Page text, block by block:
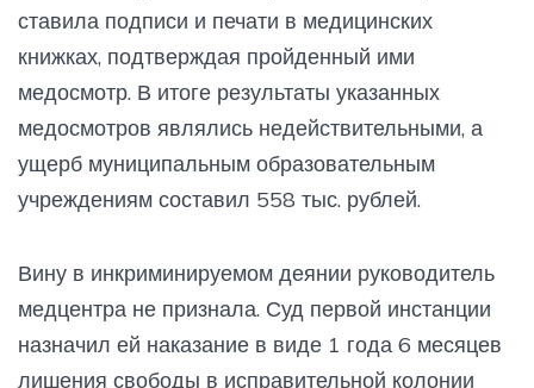
ставила подписи и печати в медицинских
книжках, подтверждая пройденный ими
медосмотр. В итоге результаты указанных
медосмотров являлись недействительными, а
ущерб муниципальным образовательным
учреждениям составил 558 тыс. рублей.
Вину в инкриминируемом деянии руководитель
медцентра не признала. Суд первой инстанции
назначил ей наказание в виде 1 года 6 месяцев
лишения свободы в исправительной колонии